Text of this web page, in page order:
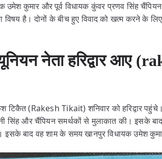
उमेश कुमार और पूर्व विधायक कुंवर प्रणव सिंह
विषय है। दोनों के बीच हुए विवाद को खत्म करने के
नेता हरिद्वार आए
टिकैत (Rakesh Tikait) शनिवार को हरिद्वार
सिंह और चैंपियन समर्थकों से मुलाकात की।
इसके बाद वह शाम के समय खानपुर विधायक उमेश